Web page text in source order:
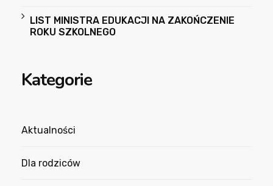
LIST MINISTRA EDUKACJI NA ZAKOŃCZENIE
ROKU SZKOLNEGO
Kategorie
Aktualności
Dla rodziców